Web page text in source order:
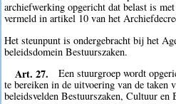
archiefwerking opgericht dat belast is
vermeld in artikel 10 van het
Het steunpunt is ondergebracht bij het
beleidsdomein Bestuurszaken.
Art. 27.
Een stuurgroep wordt
te bereiken in de uitvoering van de taken
beleidsvelden Bestuurszaken, Cultuur en